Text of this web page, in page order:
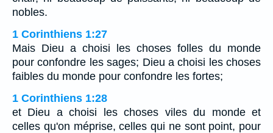
nobles.
1 Corinthiens 1:27
Mais Dieu a choisi les choses folles du monde
pour confondre les sages; Dieu a choisi les choses
faibles du monde pour confondre les fortes;
1 Corinthiens 1:28
et Dieu a choisi les choses viles du monde et
celles qu'on méprise, celles qui ne sont point, pour